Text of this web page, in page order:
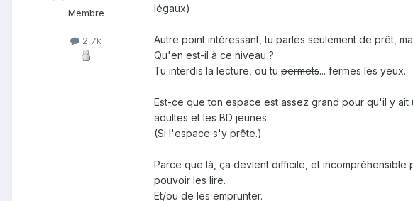
Membre
2,7k
légaux)
Autre point intéressant, tu parles seulement de prêt,
Qu'en est-il à ce niveau ?
Tu interdis la lecture, ou tu permets... fermes les yeux.
Est-ce que ton espace est assez grand pour qu'il y
adultes et les BD jeunes.
(Si l'espace s'y prête.)
Parce que là, ça devient difficile, et
pouvoir les lire.
Et/ou de les emprunter.